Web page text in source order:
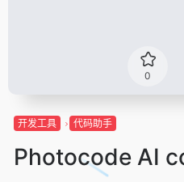
0
开发工具 代码助手
Photocode AI